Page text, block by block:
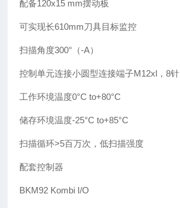
配备120x15 mm摆动板
可实现长610mm刀具目标监控
扫描角度300°（-A）
控制单元连接小圆型连接端子M12xl，8针
工作环境温度0°C to+80°C
储存环境温度-25°C to+85°C
扫描循环>5百万次，低扫描强度
配套控制器
BKM92 Kombi I/O